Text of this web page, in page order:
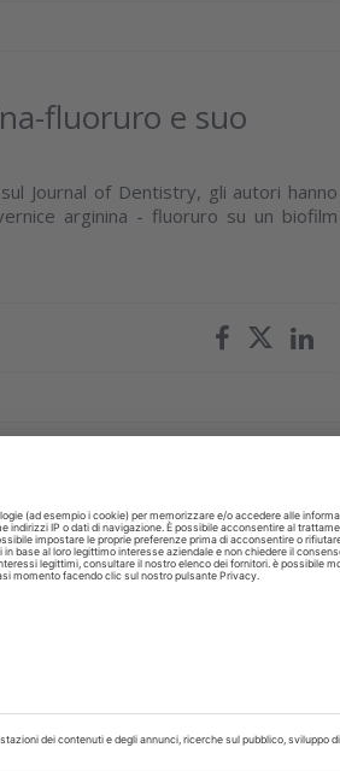
fluoruro e suo
Journal of Dentistry, gli autori hanno
arginina - fluoruro su un biofilm
operativi clinici di
clinico tailor-made: elemento
a scelte opportune protocollari